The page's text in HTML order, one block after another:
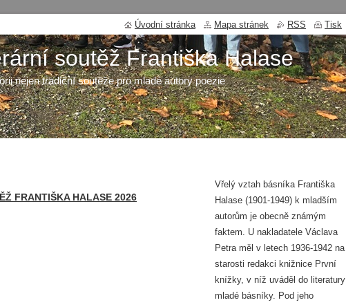
soutěž Františka Halase
nejen tradiční soutěže pro mladé autory poezie
FRANTIŠKA HALASE 2026
Vřelý vztah básníka Františka
Halase (1901-1949) k mladším
autorům je obecně známým
faktem. U nakladatele Václava
Petra měl v letech 1936-1942 na
starosti redakci knižnice První
knížky, v níž uváděl do literatury
mladé básníky. Pod jeho
Úvodní stránka Mapa stránek RSS Tisk